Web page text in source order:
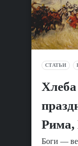
СТАТЬИ
Рима,
Боги —